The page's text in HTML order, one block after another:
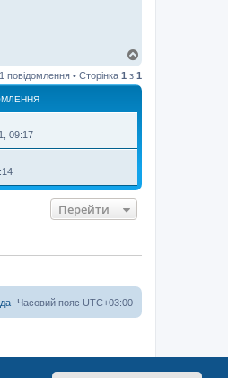
г
о
1 повідомлення • Сторінка 1 з 1
09:17
Перейти
Часовий пояс UTC+03:00